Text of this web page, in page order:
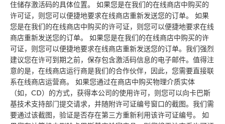
住储存激活码的具体位置。 如果您是在我们的在线商店中购买的
许可证，则您可以便捷地要求在线商店重新发送您的订单。 如果
您是在我们的在线商店中购买的许可证，则您可以便捷地要求在线
商店重新发送您的订单。 如果您是在我们的在线商店中购买的许
可证，则您可以便捷地要求在线商店重新发送您的订单。我们强烈
建议您在许可到期之前，保存包含激活码信息的电子邮件。值得注
意的是，在线商店运行商是我们的合作伙伴，因此，您需要直接联
系在线商店运营商。 如果您通过在商店中购买物理介质实体
（如，CD）的方式，获得本公司的使用许可，则您可以向卡巴斯
基技术支持部门提交请求，并随附许可证编号窗口的截图。我们需
要通过该截图，验证是否存在第三方重新利用该许可证编号。 如